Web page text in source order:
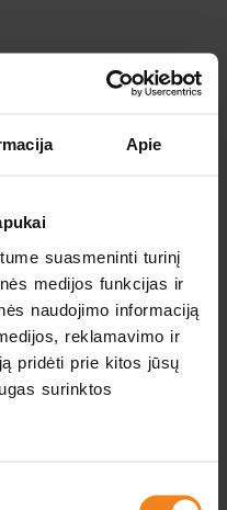
Apie
suasmeninti turinį
medijos funkcijas ir
naudojimo informaciją
reklamavimo ir
pridėti prie kitos jūsų
surinktos
и обеспечивают их
in
является
переносом в полость
в инкубаторе, и
определенных